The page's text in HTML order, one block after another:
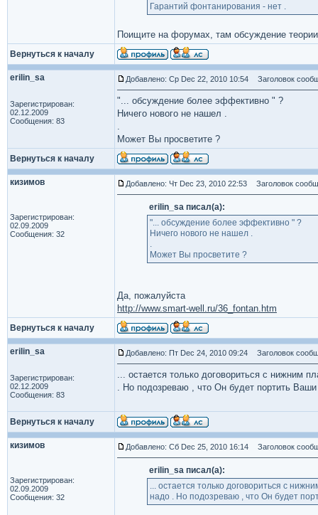
Гарантий фонтанирования - нет .
Поищите на форумах, там обсуждение
Вернуться к началу
erilin_sa
Зарегистрирован:
02.12.2009
Сообщения: 83
Добавлено: Ср Dec 22, 2010 10:54 Заголовок
"... обсуждение более эффективно " ?
Ничего нового не нашел .
.
Может Вы просветите ?
Вернуться к началу
кизимов
Зарегистрирован:
02.09.2009
Сообщения: 32
Добавлено: Чт Dec 23, 2010 22:53 Заголовок
erilin_sa писал(а):
"... обсуждение более эффективно " ?
Ничего нового не нашел .
.
Может Вы просветите ?
Да, пожалуйста
http://www.smart-well.ru/36_fontan.htm
Вернуться к началу
erilin_sa
Зарегистрирован:
02.12.2009
Сообщения: 83
Добавлено: Пт Dec 24, 2010 09:24 Заголовок
... остается только договориться с нижним
. Но подозреваю , что Он будет портить
Вернуться к началу
кизимов
Зарегистрирован:
02.09.2009
Сообщения: 32
Добавлено: Сб Dec 25, 2010 16:14 Заголовок
erilin_sa писал(а):
... остается только договориться с
надо . Но подозреваю , что Он будет